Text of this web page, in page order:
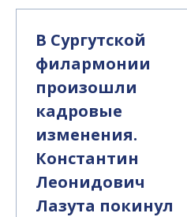
В Сургутской
филармонии
произошли
кадровые
изменения.
Константин
Леонидович
Лазута покинул